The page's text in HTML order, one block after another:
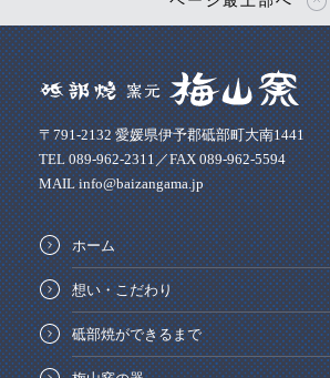
〒791-2132 愛媛県伊予郡砥部町大南1441
TEL 089-962-2311／FAX 089-962-5594
MAIL info@baizangama.jp
ホーム
想い・こだわり
砥部焼ができるまで